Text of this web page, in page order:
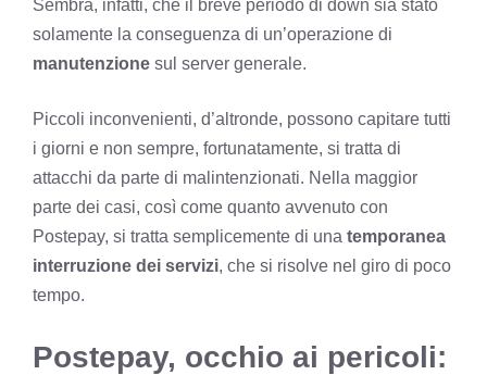
Sembra, infatti, che il breve periodo di down sia stato
solamente la conseguenza di un’operazione di
manutenzione sul server generale.
Piccoli inconvenienti, d’altronde, possono capitare tutti
i giorni e non sempre, fortunatamente, si tratta di
attacchi da parte di malintenzionati. Nella maggior
parte dei casi, così come quanto avvenuto con
Postepay, si tratta semplicemente di una temporanea
interruzione dei servizi, che si risolve nel giro di poco
tempo.
Postepay, occhio ai pericoli: